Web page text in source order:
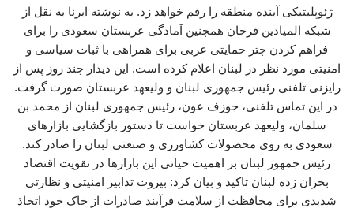
ژئوپلیتیکی آینده منطقه را رقم خواهد زد. به نوشته ایرنا به نقل از
شبکه المیادین فرحان همچنین آمادگی عربستان سعودی را برای
فراهم کردن چتر حمایتی عربی برای همراهی با ثبات سیاسی و
امنیتی مورد نظر در لبنان اعلام کرده است. این دیدار چند روز پس از
رایزنی تلفنی رئیس جمهوری لبنان و ولیعهد عربستان صورت گرفت.
در این تماس تلفنی، جوزف عون، رئیس جمهوری لبنان از محمد بن
سلمان، ولیعهد عربستان خواست تا دستور بازگشایی بازارهای
سعودی به روی محصولات کشاورزی و صنعتی لبنان را صادر کند.
رئیس جمهور لبنان بر اهمیت حیاتی این بازارها در تقویت اقتصاد
بحران زده لبنان تاکید و بیان کرد: بیروت تدابیر امنیتی و نظارتی
شدیدی برای محافظت از سلامت فرآیند صادرات از خاک خود اتخاذ